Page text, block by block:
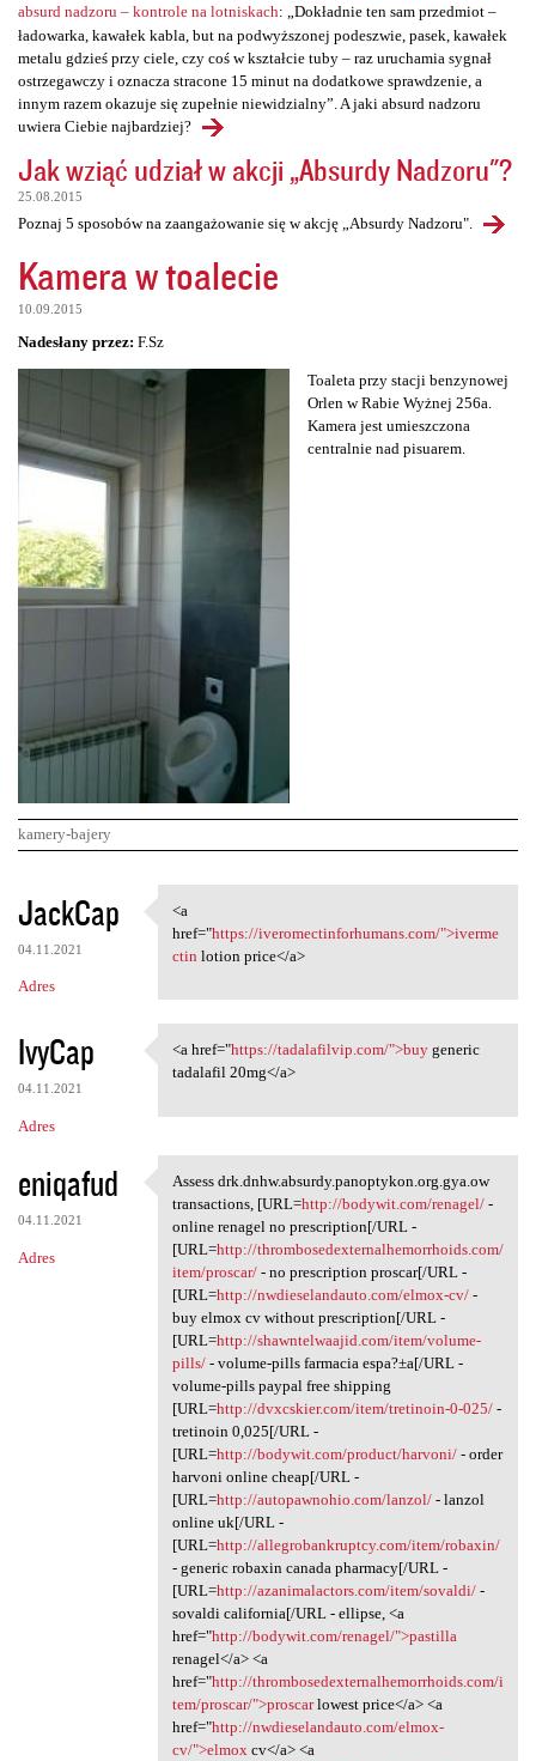
absurd nadzoru – kontrole na lotniskach: „Dokładnie ten sam przedmiot –
ładowarka, kawałek kabla, but na podwyższonej podeszwie, pasek, kawałek
metalu gdzieś przy ciele, czy coś w kształcie tuby – raz uruchamia sygnał
ostrzegawczy i oznacza stracone 15 minut na dodatkowe sprawdzenie, a
innym razem okazuje się zupełnie niewidzialny”. A jaki absurd nadzoru
uwiera Ciebie najbardziej?
Jak wziąć udział w akcji „Absurdy Nadzoru"?
25.08.2015
Poznaj 5 sposobów na zaangażowanie się w akcję „Absurdy Nadzoru".
Kamera w toalecie
10.09.2015
Nadesłany przez: F.Sz
Toaleta przy stacji benzynowej
Orlen w Rabie Wyżnej 256a.
Kamera jest umieszczona
centralnie nad pisuarem.
kamery-bajery
K
o
m
e
n
t
a
r
z
e
JackCap
04.11.2021
Adres
<a href="https:/
<a
href="https://iveromectinforhumans.com/">iverme
ctin lotion price</a>
IvyCap
04.11.2021
Adres
<a href="https://tadalafilvip
<a href="https://tadalafilvip.com/">buygeneric
tadalafil 20mg</a>
eniqafud
04.11.2021
Adres
Assess drk.dnhw.absurdy
Assess drk.dnhw.absurdy.panoptykon.org.gya.ow
transactions, [URL=http://bodywit.com/renagel/-
online renagel no prescription[/URL -
[URL=http://thrombosedexternalhemorrhoids.com/
item/proscar/- no prescription proscar[/URL -
[URL=http://nwdieselandauto.com/elmox-cv/-
buy elmox cv without prescription[/URL -
[URL=http://shawntelwaajid.com/item/volume-
pills/- volume-pills farmacia espa?±a[/URL -
volume-pills paypal free shipping
[URL=http://dvxcskier.com/item/tretinoin-0-025/-
tretinoin 0,025[/URL -
[URL=http://bodywit.com/product/harvoni/- order
harvoni online cheap[/URL -
[URL=http://autopawnohio.com/lanzol/- lanzol
online uk[/URL -
[URL=http://allegrobankruptcy.com/item/robaxin/
- generic robaxin canada pharmacy[/URL -
[URL=http://azanimalactors.com/item/sovaldi/-
sovaldi california[/URL - ellipse, <a
href="http://bodywit.com/renagel/">pastilla
renagel</a> <a
href="http://thrombosedexternalhemorrhoids.com/i
tem/proscar/">proscarlowest price</a> <a
href="http://nwdieselandauto.com/elmox-
cv/">elmoxcv</a> <a